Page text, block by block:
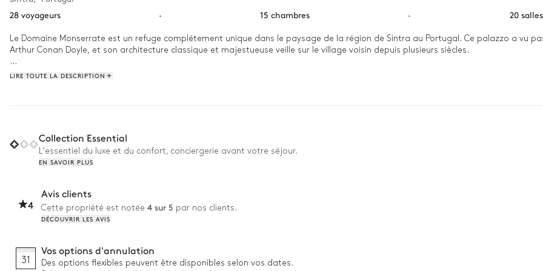
28 voyageurs
· 15 chambres · 20
Le Domaine Monserrate est un refuge complétement unique dans le paysage de la région de Sintra au Portugal. Ce palazzo a vu
Arthur Conan Doyle, et son architecture classique et majestueuse veille sur le village voisin depuis plusieurs siècles.
Si au premier abord cette maison hors du commun est époustouflante, cette première impression ne se dément pas à l'intérieur
LIRE TOUTE LA DESCRIPTION
Collection Essential
L'essentiel du luxe et du confort, conciergerie avant votre séjour.
EN SAVOIR PLUS
4
Avis clients
Cette propriété est notée 4 sur 5 par nos clients.
DÉCOUVRIR LES AVIS
31
Vos options d'annulation
Des options flexibles peuvent être disponibles selon vos dates.